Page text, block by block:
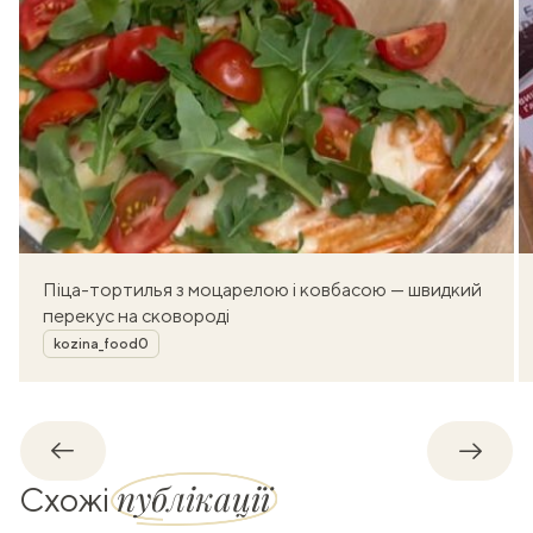
Піца-тортилья з моцарелою і ковбасою — швидкий
перекус на сковороді
Автор
kozina_food0
Назад
Схожіпублікації